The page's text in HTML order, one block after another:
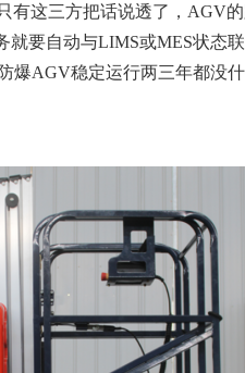
有这三方把话说透了，AGV
要自动与LIMS或MES状态
AGV稳定运行两三年都没